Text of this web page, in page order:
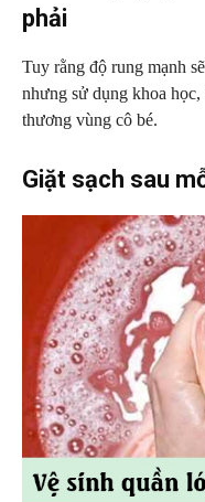
phải
Tuy rằng độ rung mạnh
nhưng sử dụng khoa
thương vùng cô bé.
Giặt sạch sau